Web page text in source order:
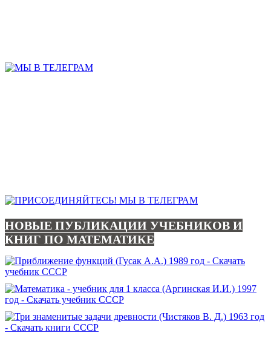
НОВЫЕ ПУБЛИКАЦИИ УЧЕБНИКОВ И
КНИГ ПО МАТЕМАТИКЕ